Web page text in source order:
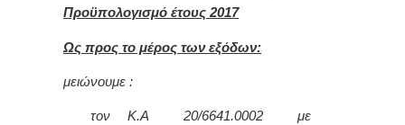
Προϋπολογισμό έτους 2017
Ως προς το μέρος των εξόδων:
μειώνουμε :
τον Κ.Α 20/6641.0002 με